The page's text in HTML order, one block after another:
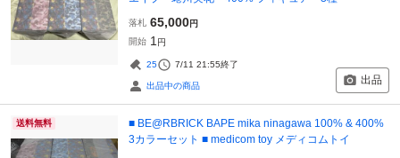
落札 65,000円
開始 1 円
25 7/11 21:55終了
出品中の商品 出品
送料無料
■ BE@RBRICK BAPE mika ninagawa 100% & 400%
3カラーセット ■ medicom toy メディコムトイ